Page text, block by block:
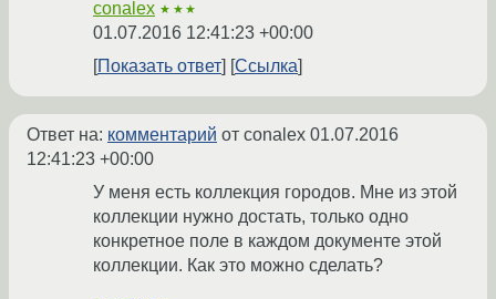
conalex ★★★
01.07.2016 12:41:23 +00:00
Показать ответ
Ссылка
Ответ на: комментарий от conalex 01.07.2016
12:41:23 +00:00
У меня есть коллекция городов. Мне из этой
коллекции нужно достать, только одно
конкретное поле в каждом документе этой
коллекции. Как это можно сделать?